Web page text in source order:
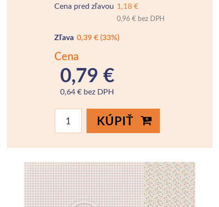
Cena pred zľavou 1,18 €
0,96 € bez DPH
Zľava 0,39 € (33%)
Cena
0,79 €
0,64 € bez DPH
KÚPIŤ